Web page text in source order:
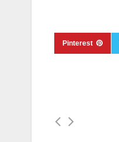
Pinterest